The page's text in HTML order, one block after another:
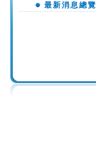
最新消息總覽